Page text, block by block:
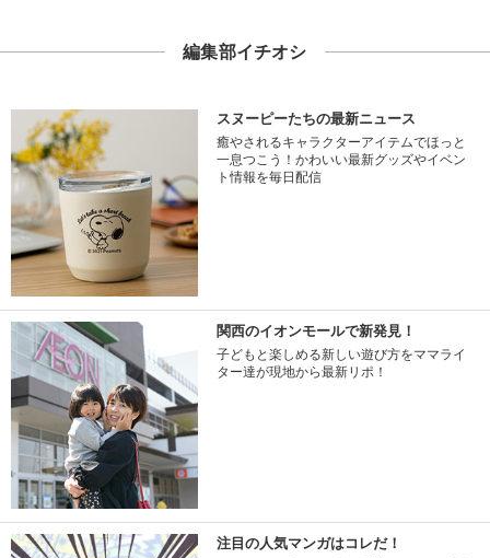
編集部イチオシ
スヌーピーたちの最新ニュース
癒やされるキャラクターアイテムでほっと
一息つこう！かわいい最新グッズやイベン
ト情報を毎日配信
関西のイオンモールで新発見！
子どもと楽しめる新しい遊び方をママライ
ター達が現地から最新リポ！
注目の人気マンガはコレだ！